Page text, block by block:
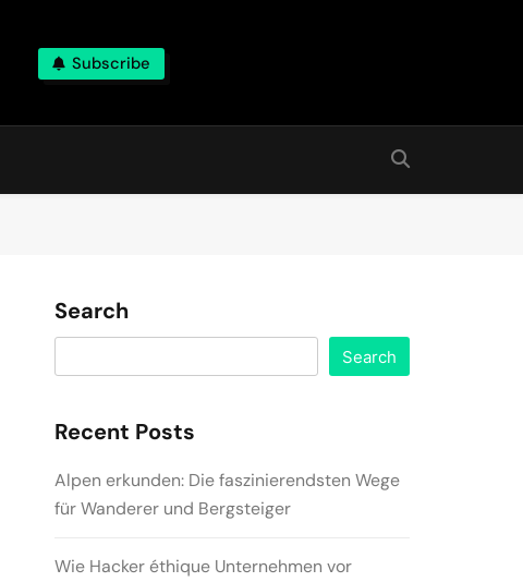
Subscribe
Search
Search
Recent Posts
Alpen erkunden: Die faszinierendsten Wege
für Wanderer und Bergsteiger
Wie Hacker éthique Unternehmen vor